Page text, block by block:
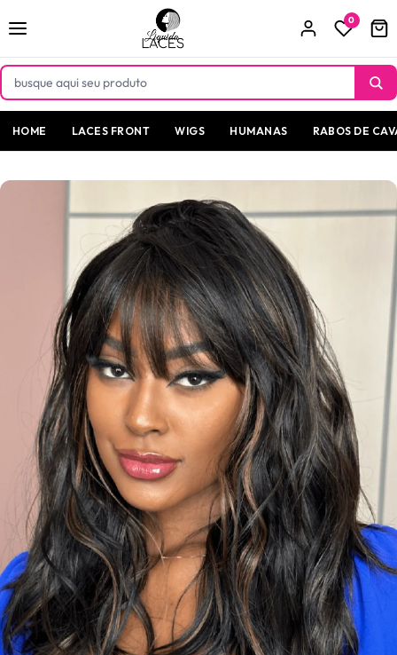
para o
conteúdo
0
HOME LACES FRONT WIGS HUMANAS RABOS DE